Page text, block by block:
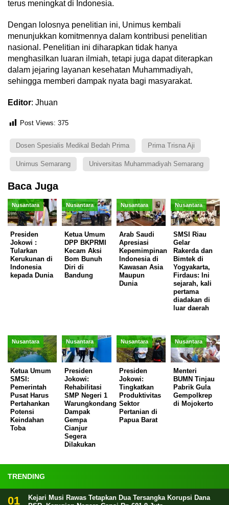
terus meningkat di Indonesia.
Dengan lolosnya penelitian ini, Unimus kembali
menunjukkan komitmennya dalam kontribusi penelitian
nasional. Penelitian ini diharapkan tidak hanya
menghasilkan luaran ilmiah, tetapi juga dapat diterapkan
dalam jejaring layanan kesehatan Muhammadiyah,
sehingga memberi dampak nyata bagi masyarakat.
Editor: Jhuan
Post Views: 375
Dosen Spesialis Medikal Bedah Prima Prima Trisna Aji
Unimus Semarang Universitas Muhammadiyah Semarang
Baca Juga
Nusantara
Presiden
Jokowi :
Tularkan
Kerukunan di
Indonesia
kepada Dunia
Nusantara
Ketua Umum
DPP BKPRMI
Kecam Aksi
Bom Bunuh
Diri di
Bandung
Nusantara
Arab Saudi
Apresiasi
Kepemimpinan
Indonesia di
Kawasan Asia
Maupun
Dunia
Nusantara
SMSI Riau
Gelar
Rakerda dan
Bimtek di
Yogyakarta,
Firdaus: Ini
sejarah, kali
pertama
diadakan di
luar daerah
Nusantara
Ketua Umum
SMSI:
Pemerintah
Pusat Harus
Pertahankan
Potensi
Keindahan
Toba
Nusantara
Presiden
Jokowi:
Rehabilitasi
SMP Negeri 1
Warungkondang
Dampak
Gempa
Cianjur
Segera
Dilakukan
Nusantara
Presiden
Jokowi:
Tingkatkan
Produktivitas
Sektor
Pertanian di
Papua Barat
Nusantara
Menteri
BUMN Tinjau
Pabrik Gula
Gempolkrep
di Mojokerto
TRENDING
Kejari Musi Rawas Tetapkan Dua Tersangka Korupsi Dana